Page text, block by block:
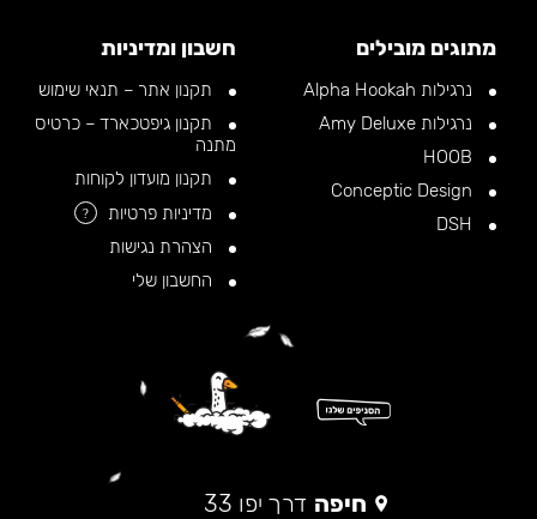
מתוגים מובילים
נרגילות Alpha Hookah
נרגילות Amy Deluxe
חשבון ומדיניות
תקנון אתר – תנאי שימוש
תקנון גיפטכארד – כרטיס
מתנה
תקנון מועדון לקוחות
מדיניות פרטיות
?
הצהרת נגישות
החשבון שלי
חיפה דרך יפו 33